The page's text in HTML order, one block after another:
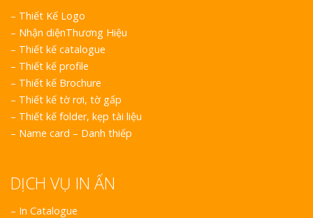
– Thiết Kế Logo
– Nhận diệnThương Hiệu
– Thiết kế catalogue
– Thiết kế profile
– Thiết kế Brochure
– Thiết kế tờ rơi, tờ gấp
– Thiết kế folder, kẹp tài liệu
– Name card – Danh thiếp
DỊCH VỤ IN ẤN
– In Catalogue